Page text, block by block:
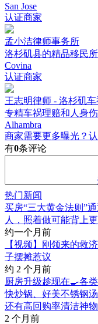
San Jose
认证商家
孟小洁律师事务所
洛杉矶县的精品移民所
Covina
认证商家
王志明律师 - 洛杉矶
专精车祸理赔和人身
Alhambra
商家需要更多曝光？
有0条评论
热门新闻
买房“三大黄金法则”
人，照着做可能背上
约一个月前
【视频】刚领来的救
子摆摊惹议
约 2 个月前
厨房升级趁现在🍳各
快炒锅、好美不锈钢
还有高回购率清洁神物
2 个月前